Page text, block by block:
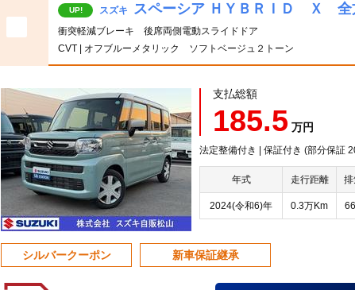
UP! スズキ スペーシア ＨＹＢＲＩＤ Ｘ 全
衝突軽減ブレーキ 後席両側電動スライドドア
CVT | オフブルーメタリック ソフトベージュ２トーン
支払総額
185.5 万円
法定整備付き | 保証付き (部分保証
年式 走行距離 排
2024(令和6)年 0.3万Km
シルバークーポン 新車保証継承